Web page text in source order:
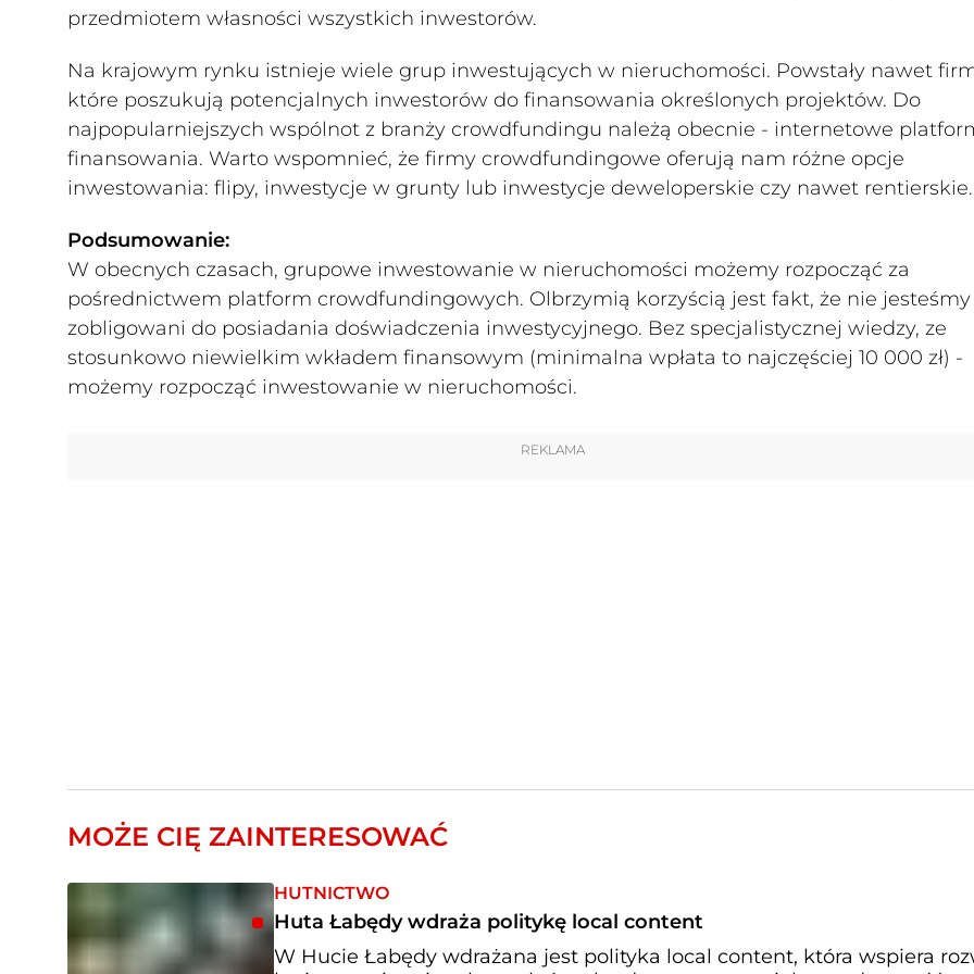
przedmiotem własności wszystkich inwestorów.
Na krajowym rynku istnieje wiele grup inwestujących w nieruchomości. Powstały nawet
które poszukują potencjalnych inwestorów do finansowania określonych projektów. Do
najpopularniejszych wspólnot z branży crowdfundingu należą obecnie - internetowe
finansowania. Warto wspomnieć, że firmy crowdfundingowe oferują nam różne opcje
inwestowania: flipy, inwestycje w grunty lub inwestycje deweloperskie czy nawet rentierskie.
Podsumowanie:
W obecnych czasach, grupowe inwestowanie w nieruchomości możemy rozpocząć za
pośrednictwem platform crowdfundingowych. Olbrzymią korzyścią jest fakt, że nie jesteśmy
zobligowani do posiadania doświadczenia inwestycyjnego. Bez specjalistycznej wiedzy, ze
stosunkowo niewielkim wkładem finansowym (minimalna wpłata to najczęściej 10 000 zł) -
możemy rozpocząć inwestowanie w nieruchomości.
REKLAMA
MOŻE CIĘ ZAINTERESOWAĆ
HUTNICTWO
Huta Łabędy wdraża politykę local content
W Hucie Łabędy wdrażana jest polityka local content, która wspiera